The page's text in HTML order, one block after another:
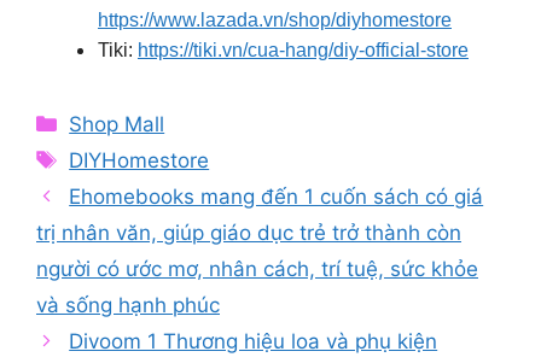
https://www.lazada.vn/shop/diyhomestore
Tiki: https://tiki.vn/cua-hang/diy-official-store
Categories
Shop Mall
Tags
DIYHomestore
Ehomebooks mang đến 1 cuốn sách có giá
trị nhân văn, giúp giáo dục trẻ trở thành còn
người có ước mơ, nhân cách, trí tuệ, sức khỏe
và sống hạnh phúc
Divoom 1 Thương hiệu loa và phụ kiện